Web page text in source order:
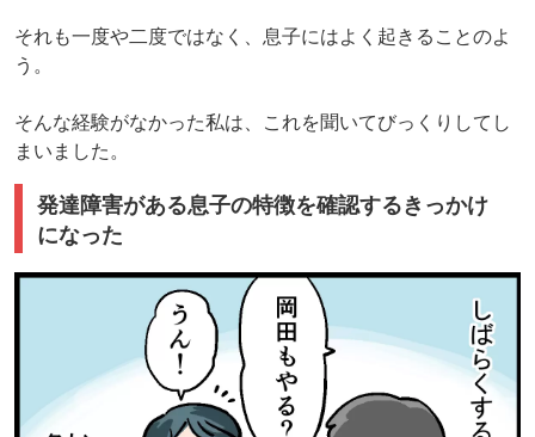
それも一度や二度ではなく、息子にはよく起きることのよ
う。
そんな経験がなかった私は、これを聞いてびっくりしてし
まいました。
発達障害がある息子の特徴を確認するきっかけ
になった